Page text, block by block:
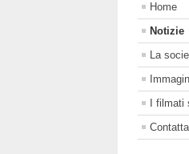
Home
Notizie
La
I